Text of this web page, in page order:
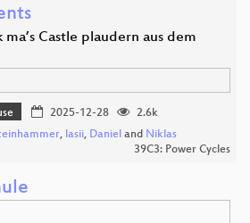
Castle plaudern aus dem
2025-12-28
2.6k
, lasii, Daniel and Niklas
39C3: Power Cycles